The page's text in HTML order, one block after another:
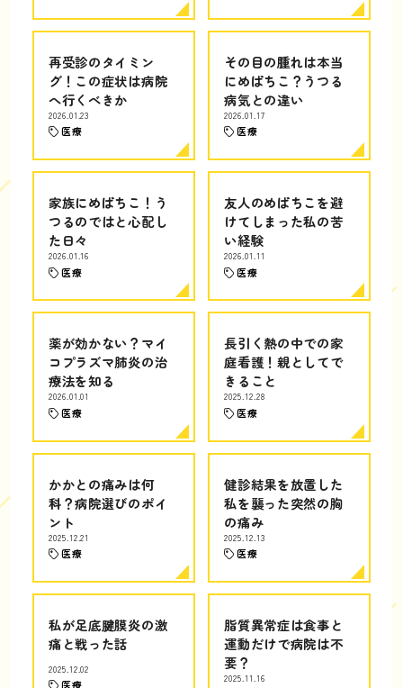
再受診のタイミン
グ！この症状は病院
へ行くべきか
2026.01.23
医療
その目の腫れは本当
にめばちこ？うつる
病気との違い
2026.01.17
医療
家族にめばちこ！う
つるのではと心配し
た日々
2026.01.16
医療
友人のめばちこを避
けてしまった私の苦
い経験
2026.01.11
医療
薬が効かない？マイ
コプラズマ肺炎の治
療法を知る
2026.01.01
医療
長引く熱の中での家
庭看護！親としてで
きること
2025.12.28
医療
かかとの痛みは何
科？病院選びのポイ
ント
2025.12.21
医療
健診結果を放置した
私を襲った突然の胸
の痛み
2025.12.13
医療
私が足底腱膜炎の激
痛と戦った話
2025.12.02
医療
脂質異常症は食事と
運動だけで病院は不
要？
2025.11.16